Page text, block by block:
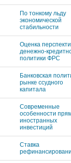
По тонкому льду
экономической
стабильности
Оценка
денежно-
политики ФРС
Банковская
рынке ссудного
капитала
Современные
особенности
иностранных
инвестиций
Ставка